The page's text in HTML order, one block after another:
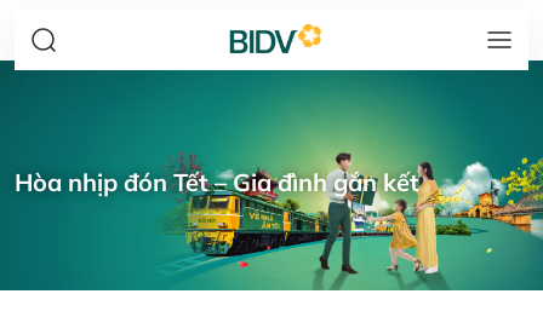
Hòa nhịp đón Tết – Gia đình gắn kết